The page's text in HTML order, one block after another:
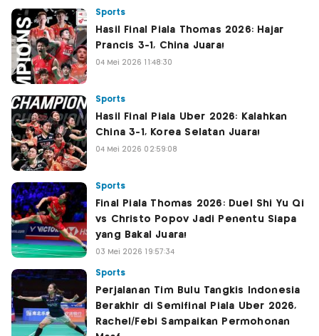
Sports
Hasil Final Piala Thomas 2026: Hajar
Prancis 3-1, China Juara!
04 Mei 2026 11:48:30
Sports
Hasil Final Piala Uber 2026: Kalahkan
China 3-1, Korea Selatan Juara!
04 Mei 2026 02:59:08
Sports
Final Piala Thomas 2026: Duel Shi Yu Qi
vs Christo Popov Jadi Penentu Siapa
yang Bakal Juara!
03 Mei 2026 19:57:34
Sports
Perjalanan Tim Bulu Tangkis Indonesia
Berakhir di Semifinal Piala Uber 2026,
Rachel/Febi Sampaikan Permohonan